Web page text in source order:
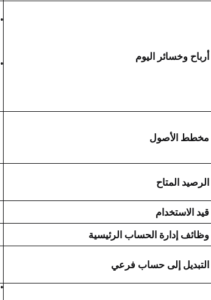
أرباح وخسائر اليوم
مخطط الأصول
الرصيد المتاح
قيد الاستخدام
وظائف إدارة الحساب الرئيسية
التبديل إلى حساب فرعي